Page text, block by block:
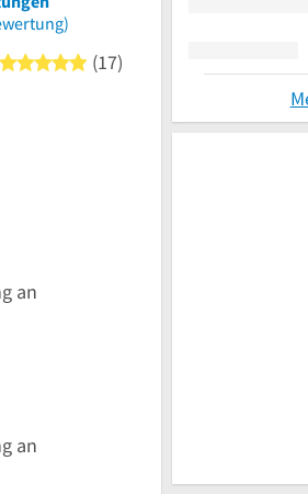
5 von 5 Sternen
(17)
an
an